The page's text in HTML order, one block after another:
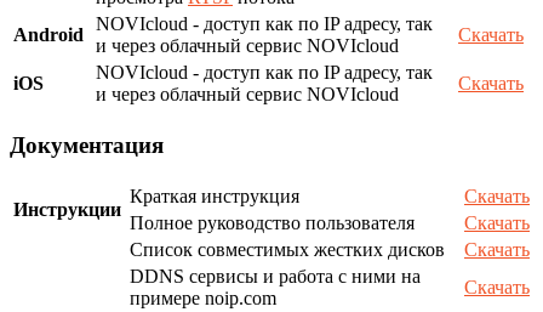
Android
NOVIcloud - доступ как по IP адресу, так
и через облачный сервис NOVIcloud
Скачать
iOS
NOVIcloud - доступ как по IP адресу, так
и через облачный сервис NOVIcloud
Скачать
Документация
Инструкции
Краткая инструкция
Скачать
Полное руководство пользователя
Скачать
Список совместимых жестких дисков
Скачать
DDNS сервисы и работа с ними на
примере noip.com
Скачать